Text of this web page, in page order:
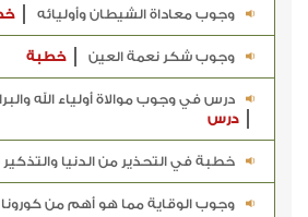
وجوب معاداة الشيطان وأوليائه
وجوب شكر نعمة العين خطبة
درس في وجوب موالاة أولياء الله
درس
خطبة في التحذير من الدنيا والتذكير
وجوب الوقاية مما هو أهم من كورونا